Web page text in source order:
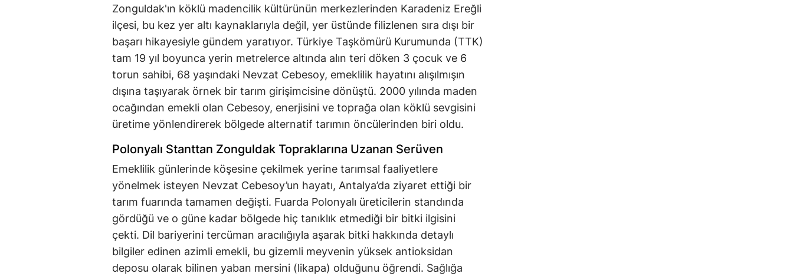
Zonguldak'ın köklü madencilik kültürünün merkezlerinden Karadeniz Ereğli
ilçesi, bu kez yer altı kaynaklarıyla değil, yer üstünde filizlenen sıra dışı bir
başarı hikayesiyle gündem yaratıyor. Türkiye Taşkömürü Kurumunda (TTK)
tam 19 yıl boyunca yerin metrelerce altında alın teri döken 3 çocuk ve 6
torun sahibi, 68 yaşındaki Nevzat Cebesoy, emeklilik hayatını alışılmışın
dışına taşıyarak örnek bir tarım girişimcisine dönüştü. 2000 yılında maden
ocağından emekli olan Cebesoy, enerjisini ve toprağa olan köklü sevgisini
üretime yönlendirerek bölgede alternatif tarımın öncülerinden biri oldu.
Polonyalı Stanttan Zonguldak Topraklarına Uzanan Serüven
Emeklilik günlerinde köşesine çekilmek yerine tarımsal faaliyetlere
yönelmek isteyen Nevzat Cebesoy’un hayatı, Antalya’da ziyaret ettiği bir
tarım fuarında tamamen değişti. Fuarda Polonyalı üreticilerin standında
gördüğü ve o güne kadar bölgede hiç tanıklık etmediği bir bitki ilgisini
çekti. Dil bariyerini tercüman aracılığıyla aşarak bitki hakkında detaylı
bilgiler edinen azimli emekli, bu gizemli meyvenin yüksek antioksidan
deposu olarak bilinen yaban mersini (likapa) olduğunu öğrendi. Sağlığa